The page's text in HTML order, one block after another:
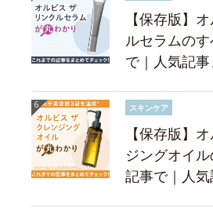
【保存版】
ルセラムの
で｜人気記
スキンケア
【保存版】
ジングオイ
記事で｜人